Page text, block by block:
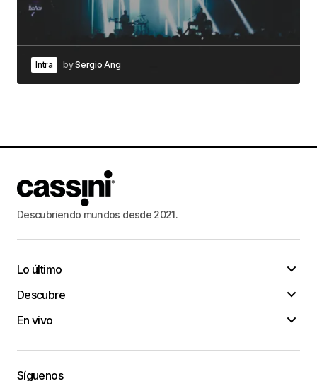
Intra bySergio Ang
Descubriendo mundos desde 2021.
Lo último
Descubre
En vivo
Síguenos